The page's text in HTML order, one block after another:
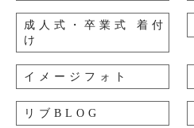
成人式・卒業式 着付
け
イメージフォト
リブBLOG